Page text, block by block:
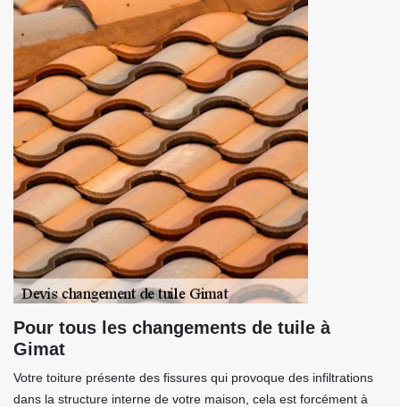
Pour tous les changements de tuile à
Gimat
Votre toiture présente des fissures qui provoque des infiltrations
dans la structure interne de votre maison, cela est forcément à